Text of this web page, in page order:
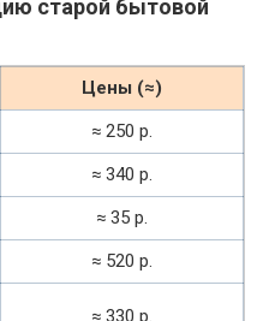
старой бытовой
Цены (≈)
≈ 250 р.
≈ 340 р.
≈ 35 р.
≈ 520 р.
≈ 330 р.